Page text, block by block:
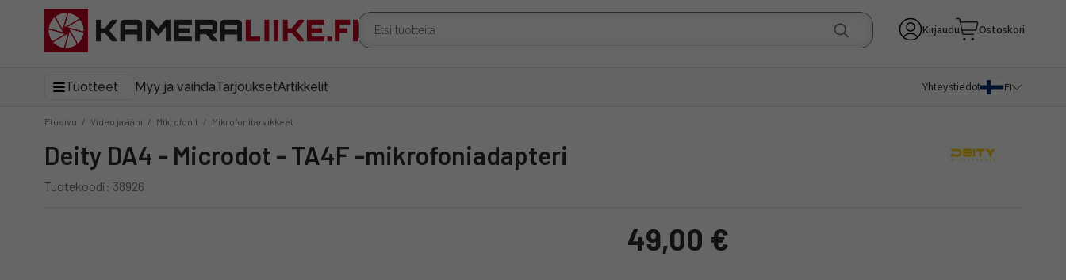
Kirjaudu Ostoskori
Tuotteet Myy ja vaihdaTarjouksetArtikkelit Yhteystiedot FI
Etusivu / Video ja ääni / Mikrofonit / Mikrofonitarvikkeet
Deity DA4 - Microdot - TA4F -mikrofoniadapteri
Tuotekoodi: 38926
49,00 €